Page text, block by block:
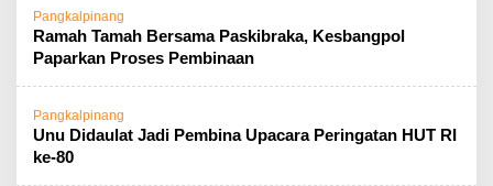
Pangkalpinang
Ramah Tamah Bersama Paskibraka, Kesbangpol
Paparkan Proses Pembinaan
Pangkalpinang
Unu Didaulat Jadi Pembina Upacara Peringatan HUT RI
ke-80